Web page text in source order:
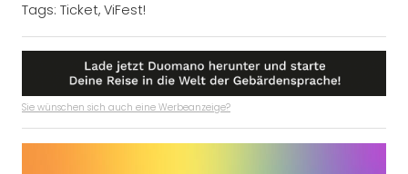
Tags: Ticket, ViFest!
Sie wünschen sich auch eine Werbeanzeige?